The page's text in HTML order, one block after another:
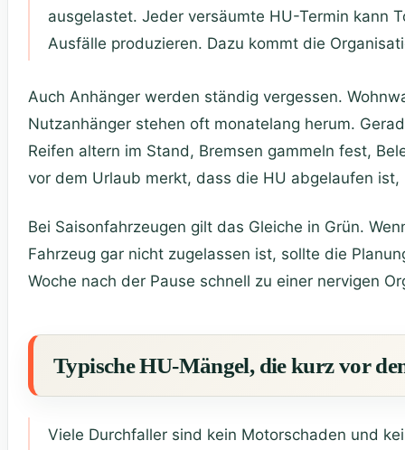
ausgelastet. Jeder versäumte HU-Termin kann
Ausfälle produzieren. Dazu kommt die
Auch Anhänger werden ständig vergessen.
Nutzanhänger stehen oft monatelang herum.
Reifen altern im Stand, Bremsen gammeln fest,
vor dem Urlaub merkt, dass die HU abgelaufen
Bei Saisonfahrzeugen gilt das Gleiche in Grün.
Fahrzeug gar nicht zugelassen ist, sollte die
Woche nach der Pause schnell zu einer nervigen
Typische HU-Mängel, die kurz vor
Viele Durchfaller sind kein Motorschaden und